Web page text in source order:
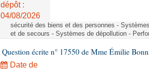
dépôt :
04/08/2026
sécurité des biens et des personnes -
et de secours - Systèmes de dépollution -
Question écrite n° 17550 de Mme Émilie
Date de